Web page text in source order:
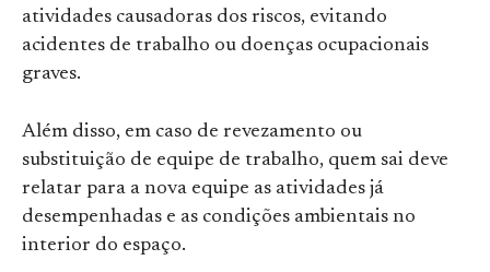
atividades causadoras dos riscos, evitando
acidentes de trabalho ou doenças ocupacionais
graves.
Além disso, em caso de revezamento ou
substituição de equipe de trabalho, quem sai deve
relatar para a nova equipe as atividades já
desempenhadas e as condições ambientais no
interior do espaço.